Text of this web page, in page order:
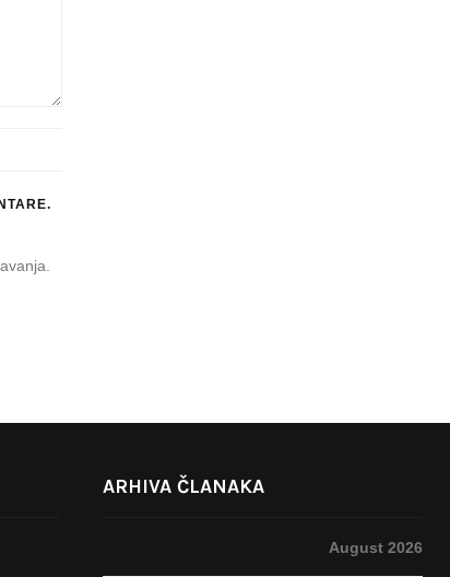
ARHIVA ČLANAKA
August 2026